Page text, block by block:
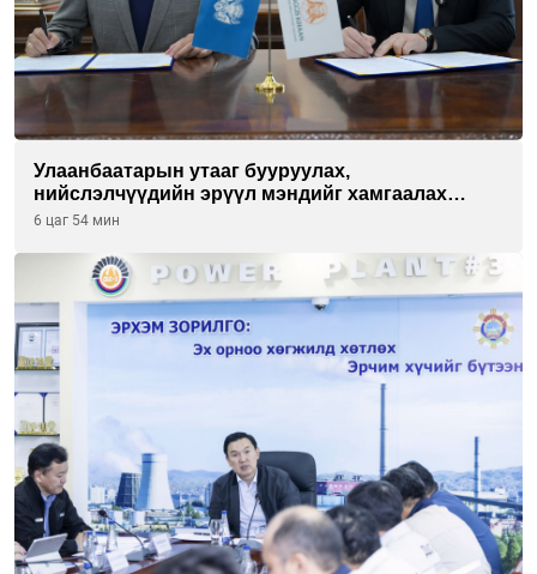
Улаанбаатарын утааг бууруулах,
нийслэлчүүдийн эрүүл мэндийг хамгаалах
төслийг “Чингис хаан баялгийн сан нэгдэл” ХХК-
6 цаг 54 мин